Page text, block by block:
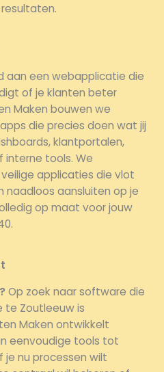
aan een webapplicatie die
of je klanten beter
Maken bouwen we
die precies doen wat jij
klantportalen,
interne tools. We
applicaties die vlot
naadloos aansluiten op je
op maat voor jouw
Op zoek naar software die
te Zoutleeuw is
Maken ontwikkelt
eenvoudige tools tot
nu processen wilt